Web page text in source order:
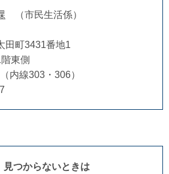
市民生活係
田町3431番地1
東側
内線303・306）
見つからないときは